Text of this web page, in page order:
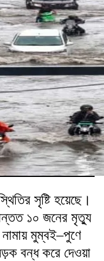
সৃষ্টি হয়েছে।
অন্তত ১০ জনের মৃত্যু
মুম্বই–পুণে
বন্ধ করে দেওয়া